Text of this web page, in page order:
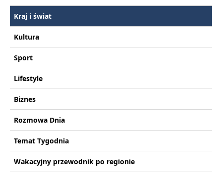
Kraj i świat
Kultura
Sport
Lifestyle
Biznes
Rozmowa Dnia
Temat Tygodnia
Wakacyjny przewodnik po regionie